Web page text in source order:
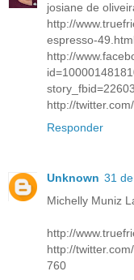
josiane de
http://
espresso-
http://
http://
Responder
Unknown 31
Michelly Muniz
http://
http://
760